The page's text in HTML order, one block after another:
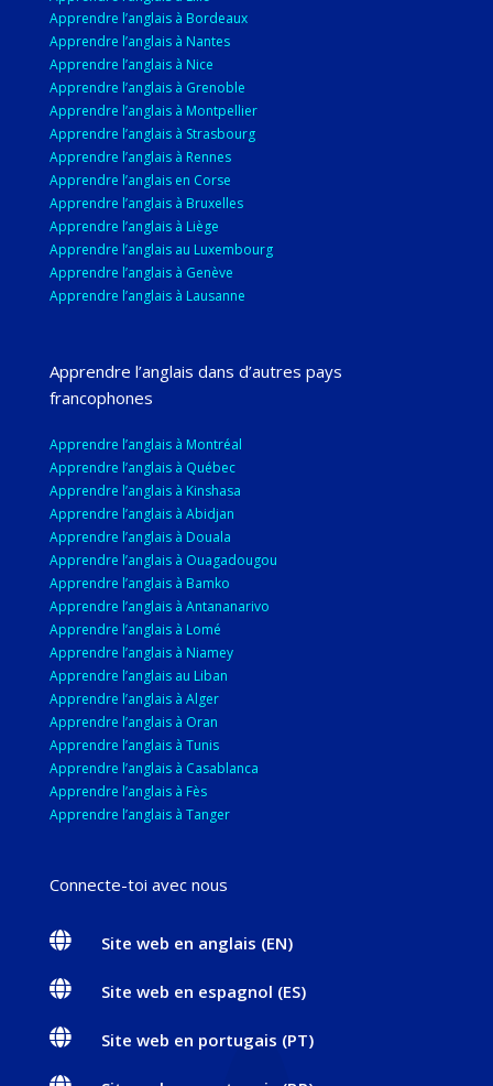
Apprendre l’anglais à Bordeaux
Apprendre l’anglais à Nantes
Apprendre l’anglais à Nice
Apprendre l’anglais à Grenoble
Apprendre l’anglais à Montpellier
Apprendre l’anglais à Strasbourg
Apprendre l’anglais à Rennes
Apprendre l’anglais en Corse
Apprendre l’anglais à Bruxelles
Apprendre l’anglais à Liège
Apprendre l’anglais au Luxembourg
Apprendre l’anglais à Genève
Apprendre l’anglais à Lausanne
Apprendre l’anglais dans d’autres pays
francophones
Apprendre l’anglais à Montréal
Apprendre l’anglais à Québec
Apprendre l’anglais à Kinshasa
Apprendre l’anglais à Abidjan
Apprendre l’anglais à Douala
Apprendre l’anglais à Ouagadougou
Apprendre l’anglais à Bamko
Apprendre l’anglais à Antananarivo
Apprendre l’anglais à Lomé
Apprendre l’anglais à Niamey
Apprendre l’anglais au Liban
Apprendre l’anglais à Alger
Apprendre l’anglais à Oran
Apprendre l’anglais à Tunis
Apprendre l’anglais à Casablanca
Apprendre l’anglais à Fès
Apprendre l’anglais à Tanger
Connecte-toi avec nous
 Site web en anglais (EN)
 Site web en espagnol (ES)
 Site web en portugais (PT)